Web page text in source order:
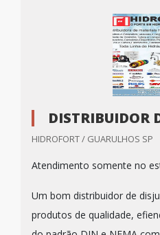
DISTRIBUIDOR
HIDROFORT / GUARULHOS SP
Atendimento somente no
Um bom distribuidor de
produtos de qualidade,